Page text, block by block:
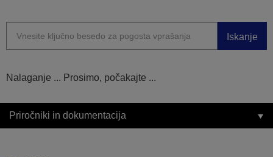
Iskanje
Nalaganje ... Prosimo, počakajte ...
Priročniki in dokumentacija